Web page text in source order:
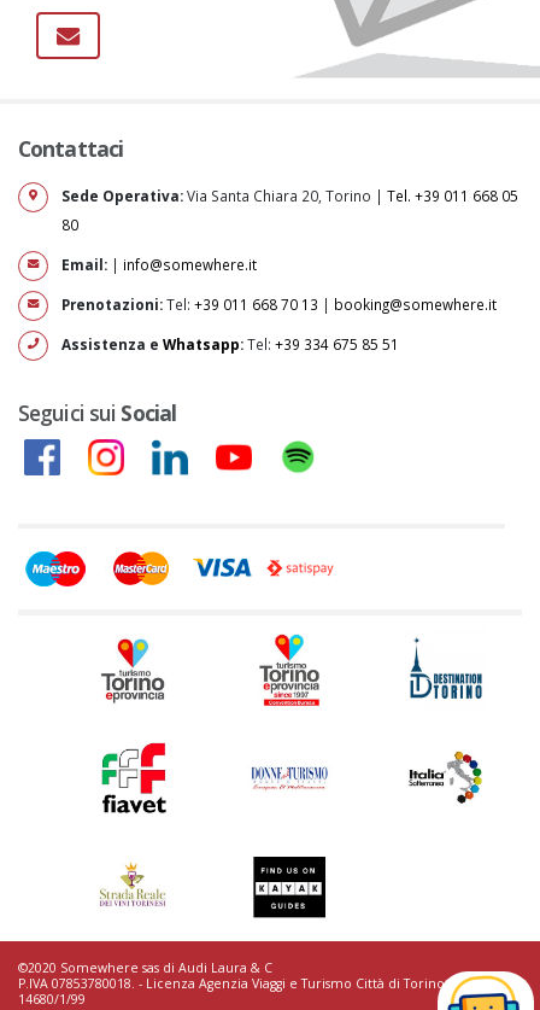
Contattaci
Sede Operativa:Via Santa Chiara 20, Torino | Tel. +39 011 668 05
80
Email: | info@somewhere.it
Prenotazioni:Tel: +39 011 668 70 13 | booking@somewhere.it
Assistenza e Whatsapp:Tel: +39 334 675 85 51
Seguici sui Social
©2020 Somewhere sas di Audi Laura & C
P.IVA 07853780018. - Licenza Agenzia Viaggi e Turismo Città di Torino n.
14680/1/99